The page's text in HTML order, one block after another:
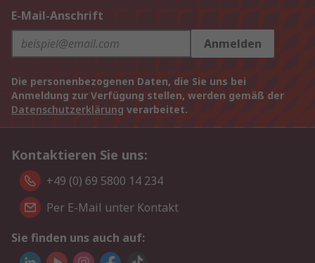
E-Mail-Anschrift
Anmelden
Die personenbezogenen Daten, die Sie uns bei
Anmeldung zur Verfügung stellen, werden gemäß der
Datenschutzerklärung verarbeitet.
Kontaktieren Sie uns:
+49 (0) 69 5800 14 234
Per E-Mail unter Kontakt
Sie finden uns auch auf: